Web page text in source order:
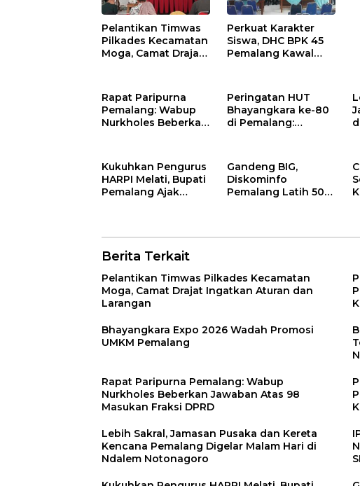
Pelantikan Timwas
Pilkades Kecamatan
Moga, Camat Drajat
Perkuat Karakter
Siswa, DHC BPK 45
Pemalang Kawal
di Petarukan
Rapat Paripurna
Pemalang: Wabup
Nurkholes Beberkan
DPRD
Peringatan HUT
Bhayangkara ke-80
di Pemalang:
Kamtibmas
Kukuhkan Pengurus
HARPI Melati, Bupati
Pemalang Ajak
Gandeng BIG,
Diskominfo
Pemalang Latih 50
Berita Terkait
Pelantikan Timwas Pilkades Kecamatan
Moga, Camat Drajat Ingatkan Aturan dan
Larangan
Bhayangkara Expo 2026 Wadah Promosi
UMKM Pemalang
Rapat Paripurna Pemalang: Wabup
Nurkholes Beberkan Jawaban Atas 98
Masukan Fraksi DPRD
Lebih Sakral, Jamasan Pusaka dan Kereta
Kencana Pemalang Digelar Malam Hari di
Ndalem Notonagoro